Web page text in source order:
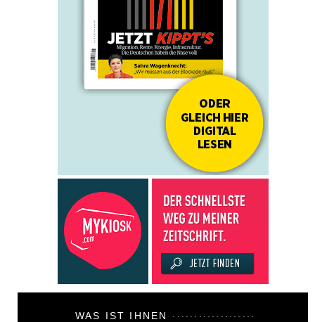
WAS IST IHNEN